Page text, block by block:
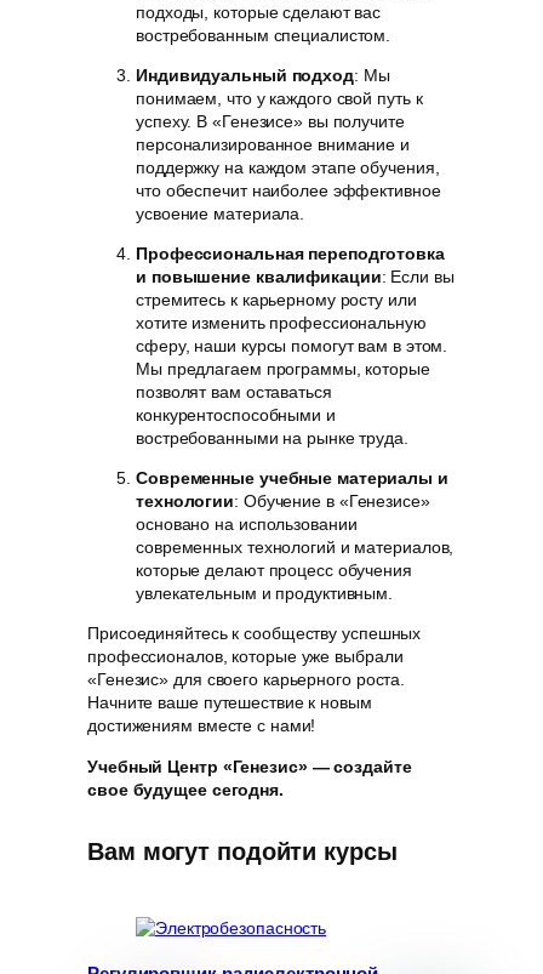
подходы, которые сделают вас
востребованным специалистом.
Индивидуальный подход: Мы
понимаем, что у каждого свой путь к
успеху. В «Генезисе» вы получите
персонализированное внимание и
поддержку на каждом этапе обучения,
что обеспечит наиболее эффективное
усвоение материала.
Профессиональная переподготовка
и повышение квалификации: Если вы
стремитесь к карьерному росту или
хотите изменить профессиональную
сферу, наши курсы помогут вам в этом.
Мы предлагаем программы, которые
позволят вам оставаться
конкурентоспособными и
востребованными на рынке труда.
Современные учебные материалы и
технологии: Обучение в «Генезисе»
основано на использовании
современных технологий и материалов,
которые делают процесс обучения
увлекательным и продуктивным.
Присоединяйтесь к сообществу успешных
профессионалов, которые уже выбрали
«Генезис» для своего карьерного роста.
Начните ваше путешествие к новым
достижениям вместе с нами!
Учебный Центр «Генезис» — создайте
свое будущее сегодня.
Вам могут подойти курсы